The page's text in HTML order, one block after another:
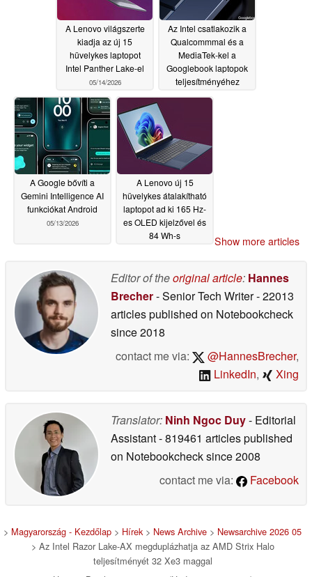
A Lenovo világszerte
kiadja az új 15
hüvelykes laptopot
Intel Panther Lake-el
05/14/2026
Az Intel csatlakozik a
Qualcommmal és a
MediaTek-kel a
Googlebook laptopok
teljesítményéhez
05/13/2026
A Google bővíti a
Gemini Intelligence AI
funkciókat Android
05/13/2026
A Lenovo új 15
hüvelykes átalakítható
laptopot ad ki 165 Hz-
es OLED kijelzővel és
84 Wh-s
Show more articles
Editor of theoriginal article: Hannes
Brecher- Senior Tech Writer- 22013
articles published on Notebookcheck
since 2018
contact me via:
@HannesBrecher,
LinkedIn, Xing
Translator: Ninh Ngoc Duy- Editorial
Assistant- 819461 articles published
on Notebookchecksince 2008
contact me via:
Facebook
> Magyarország - Kezdőlap > Hírek> News Archive > Newsarchive 2026 05
> Az Intel Razor Lake-AX megduplázhatja az AMD Strix Halo
teljesítményét 32 Xe3 maggal